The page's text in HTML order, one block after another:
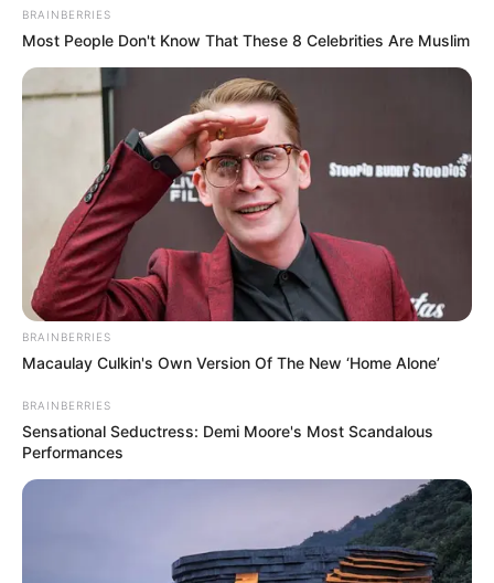
BRAINBERRIES
Most People Don't Know That These 8 Celebrities Are Muslim
BRAINBERRIES
Macaulay Culkin's Own Version Of The New ‘Home Alone’
BRAINBERRIES
Sensational Seductress: Demi Moore's Most Scandalous
Performances